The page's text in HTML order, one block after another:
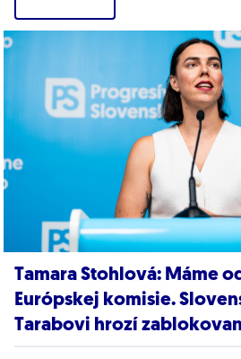
Tamara Stohlová: Máme
Európskej komisie.
Tarabovi hrozí